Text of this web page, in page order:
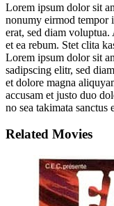
Lorem ipsum dolor sit
nonumy eirmod tempor
erat, sed diam voluptua.
et ea rebum. Stet clita
Lorem ipsum dolor sit
sadipscing elitr, sed
et dolore magna
accusam et justo duo
no sea takimata
Related Movies